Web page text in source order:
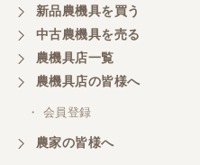
三重県／山本
共立シュレッターを
く、エンジンも調子
ざいました。
三重県／
新品農機具を買う
中古農機具を売る
農機具店一覧
農機具店の皆様へ
・ 会員登録
農家の皆様へ